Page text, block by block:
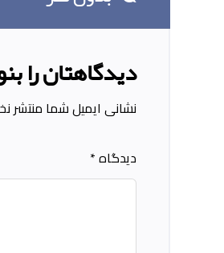
دیدگاهتان را
نشانی ایمیل شما منتشر
دیدگاه*